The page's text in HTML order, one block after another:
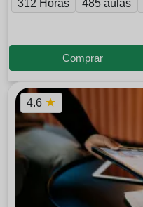
312 Horas 485 aulas
Comprar
4.6 ★